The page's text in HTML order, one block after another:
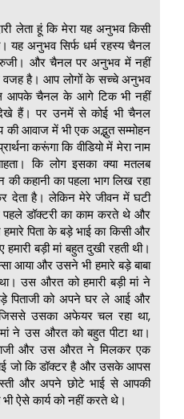
लेता हूं कि मेरा यह अनुभव किसी
यह अनुभव सिर्फ धर्म रहस्य चैनल
और चैनल पर अनुभव में नहीं
वजह है। आप लोगों के सच्चे अनुभव
आपके चैनल के आगे टिक भी नहीं
हैं। पर उनमें से कोई भी चैनल
आवाज में भी एक अद्भुत सम्मोहन
करूंगा कि वीडियो में मेरा नाम
कि लोग इसका क्या मतलब
कहानी का पहला भाग लिख रहा
देता है। लेकिन मेरे जीवन में घटी
पहले डॉक्टरी का काम करते थे और
पिता के बड़े भाई का किसी और
बड़ी मां बहुत दुखी रहती थी।
आया और उसने भी हमारे बड़े बाबा
उस औरत को हमारी बड़ी मां ने
पिताजी को अपने घर ले आई और
उसका अफेयर चल रहा था,
ने उस औरत को बहुत पीटा था।
और उस औरत ने मिलकर एक
भाई जो कि डॉक्टर है और उसके आपस
और अपने छोटे भाई से आपकी
भी ऐसे कार्य को नहीं करते थे।